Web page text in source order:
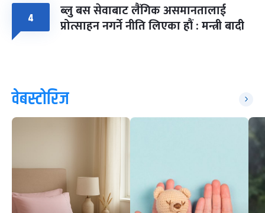
४ ब्लु बस सेवाबाट लैंगिक असमानतालाई
प्रोत्साहन नगर्ने नीति लिएका हौं : मन्त्री बादी
वेबस्टोरिज